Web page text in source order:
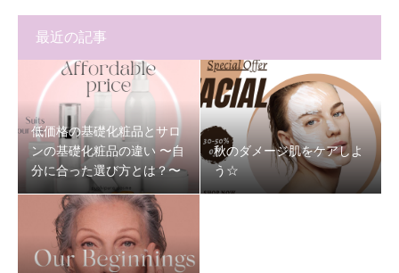
最近の記事
低価格の基礎化粧品とサロ
ンの基礎化粧品の違い 〜自
分に合った選び方とは？〜
秋のダメージ肌をケアしよ
う☆